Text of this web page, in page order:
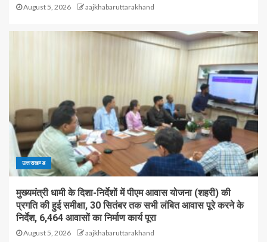
August 5, 2026 aajkhabaruttarakhand
उत्तराखण्ड
मुख्यमंत्री धामी के दिशा-निर्देशों में पीएम आवास योजना (शहरी) की
प्रगति की हुई समीक्षा, 30 सितंबर तक सभी लंबित आवास पूरे करने के
निर्देश, 6,464 आवासों का निर्माण कार्य पूरा
August 5, 2026 aajkhabaruttarakhand